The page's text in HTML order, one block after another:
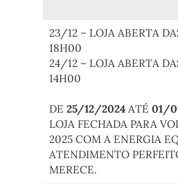
23/12 – LOJA ABERTA
18H00
24/12 – LOJA ABERTA
14H00
DE 25/12/2024ATÉ 01/
LOJA FECHADA PARA
2025 COM A ENERGIA
ATENDIMENTO
MERECE.